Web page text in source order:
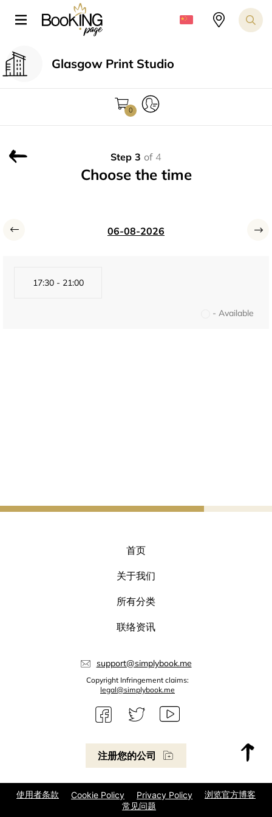
注册您的公司
首页
关于我们
所有分类
联络资讯
support@simplybook.me
Copyright Infringement claims:
legal@simplybook.me
使用者条款 Cookie Policy Privacy Policy
浏览官方博客
常见问题